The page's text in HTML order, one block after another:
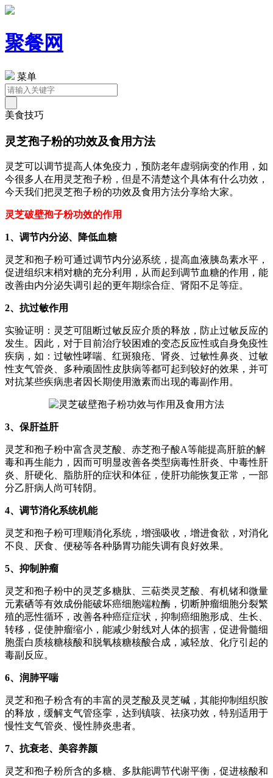
聚餐网
菜单
美食技巧
灵芝孢子粉的功效及食用方法
灵芝可以调节提高人体免疫力，预防老年虚弱病变的作用，如
今很多人在用灵芝孢子粉，但是不清楚这个具体有什么功效，
今天我们把灵芝孢子粉的功效及食用方法分享给大家。
灵芝破壁孢子粉功效的作用
1、调节内分泌、降低血糖
灵芝和孢子粉可通过调节内分泌系统，提高血液胰岛素水平，
促进组织末梢对糖的充分利用，从而起到调节血糖的作用，能
改善由内分泌失调引起的更年期综合症、肾阳不足等症。
2、抗过敏作用
实验证明：灵芝可阻断过敏反应介质的释放，防止过敏反应的
发生。因此，对于目前治疗较困难的变态反应性或自身免疫性
疾病，如：过敏性哮喘、红斑狼疮、肾炎、过敏性鼻炎、过敏
性支气管炎、多种顽固性皮肤病等都可起到较好的效果，并可
对抗某些疾病患者因长期使用激素而出现的毒副作用。
3、保肝益肝
灵芝和孢子粉中富含灵芝酸、赤芝孢子酸A等能提高肝脏的解
毒和再生能力，因而可明显改善各类型病毒性肝炎、中毒性肝
炎、肝硬化、脂肪肝的症状和体征，使肝功能恢复正常，一部
分乙肝病人尚可转阴。
4、调节消化系统机能
灵芝和孢子粉可理顺消化系统，增强吸收，增进食欲，对消化
不良、厌食、便秘等各种肠胃功能失调有良好效果。
5、抑制肿瘤
灵芝和孢子粉中的灵芝多糖肽、三萜类灵芝酸、有机锗和微量
元素硒等有效成份能破坏癌细胞端粒酶，切断肿瘤细胞分裂繁
殖的恶性循环，改善各种癌症症状，抑制癌细胞形成、生长、
转移，促使肿瘤缩小，能减少射线对人体的损害，促进骨髓细
胞蛋白质核糖核酸和脱氧核糖核酸合成，减轻放、化疗引起的
毒副反应。
6、润肺平喘
灵芝和孢子粉含有的丰富的灵芝酸及灵芝碱，其能抑制组织胺
的释放，缓解支气管痉挛，达到镇咳、祛痰功效，特别适用于
慢性支气管炎、慢性肺炎患者。
7、抗衰老、美容养颜
灵芝和孢子粉所含的多糖、多肽能调节代谢平衡，促进核酸和